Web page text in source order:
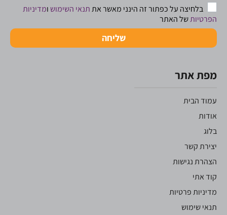
בלחיצה על כפתור זה הינני מאשר אתתנאי השימוש ומדיניות
הפרטיותשל האתר
שליחה
מפת אתר
עמוד הבית
אודות
בלוג
יצירת קשר
הצהרת נגישות
קוד אתי
מדיניות פרטיות
תנאי שימוש